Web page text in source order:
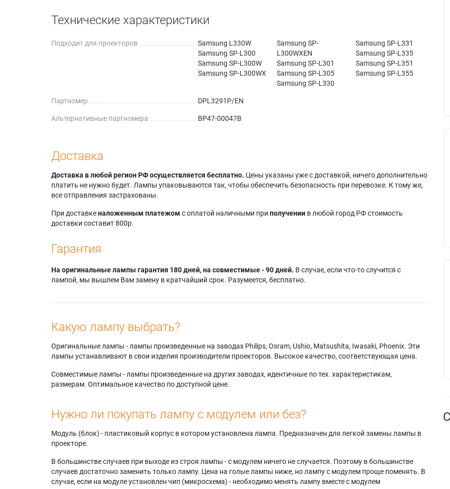
Технические характеристики
Подходит для проекторов
Samsung L330W
Samsung SP-L300
Samsung SP-L300W
Samsung SP-L300WX
Samsung SP-
L300WXEN
Samsung SP-L301
Samsung SP-L305
Samsung SP-L330
Samsung SP-L331
Samsung SP-L335
Samsung SP-L351
Samsung SP-L355
Партномер DPL3291P/EN
Альтернативные партномера BP47-00047B
Доставка
Доставка в любой регион РФ осуществляется бесплатно. Цены указаны уже с доставкой, ничего дополнительно
платить не нужно будет. Лампы упаковываются так, чтобы обеспечить безопасность при перевозке. К тому же,
все отправления застрахованы.
При доставкеналоженным платежом с оплатой наличными при получении в любой город РФ стоимость
доставки составит 800р.
Гарантия
На оригинальные лампы гарантия 180 дней, на совместимые - 90 дней. В случае, если что-то случится с
лампой, мы вышлем Вам замену в кратчайший срок. Разумеется, бесплатно.
Какую лампу выбрать?
Оригинальные лампы - лампы произведенные на заводах Philips, Osram, Ushio, Matsushita, Iwasaki, Phoenix. Эти
лампы устанавливают в свои изделия производители проекторов. Высокое качество, соответствующая цена.
Совместимые лампы - лампы произведенные на других заводах, идентичные по тех. характеристикам,
размерам. Оптимальное качество по доступной цене.
Нужно ли покупать лампу с модулем или без?
Модуль (блок) - пластиковый корпус в котором установлена лампа. Предназначен для легкой замены лампы в
проекторе.
В большинстве случаев при выходе из строя лампы - с модулем ничего не случается. Поэтому в большинстве
случаев достаточно заменить только лампу. Цена на голые лампы ниже, но лампу с модулем проще поменять. В
случае, если на модуле установлен чип (микросхема) - необходимо менять лампу вместе с модулем